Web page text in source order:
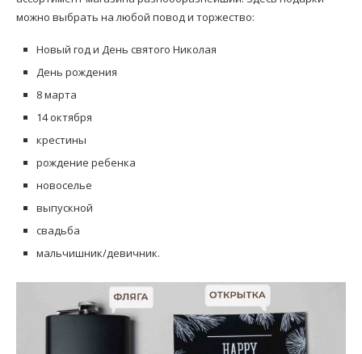
можно выбрать на любой повод и торжество:
Новый год и День святого Николая
День рождения
8 марта
14 октября
крестины
рождение ребенка
новоселье
выпускной
свадьба
мальчишник/девичник.